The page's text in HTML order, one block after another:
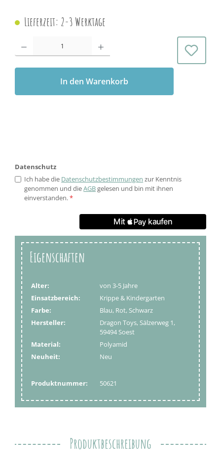
Lieferzeit: 2-3 Werktage
Produkt Anzahl: Gib den gewünschten Wert ein oder benutze die
In den Warenkorb
Datenschutz
Ich habe die Datenschutzbestimmungen zur Kenntnis
genommen und dieAGBgelesen und bin mit ihnen
einverstanden.*
Eigenschaften
Alter:
von 3-5 Jahre
Einsatzbereich:
Krippe & Kindergarten
Farbe:
Blau, Rot, Schwarz
Hersteller:
Dragon Toys, Sälzerweg 1,
59494 Soest
Material:
Polyamid
Neuheit:
Neu
Produktnummer: 50621
Produktbeschreibung